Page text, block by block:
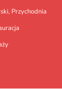
Przychodnia